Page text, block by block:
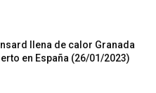
llena de calor Granada
en España (26/01/2023)